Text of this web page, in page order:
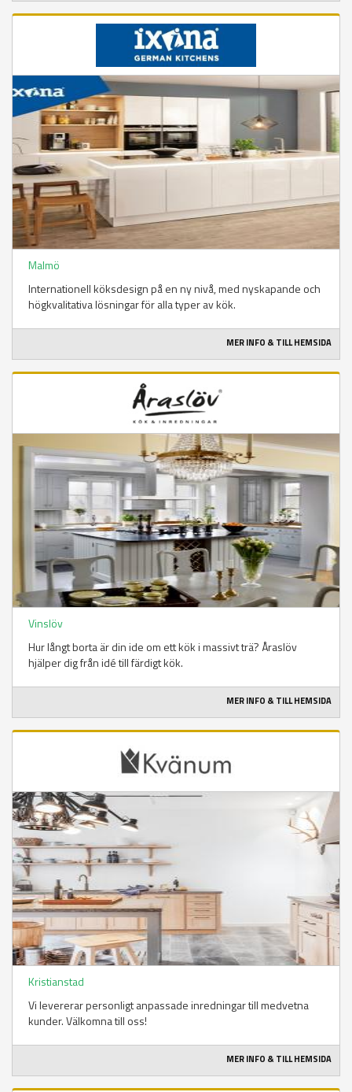
Malmö
Internationell köksdesign på en ny nivå, med nyskapande och
högkvalitativa lösningar för alla typer av kök.
MER INFO & TILL HEMSIDA
Vinslöv
Hur långt borta är din ide om ett kök i massivt trä? Åraslöv
hjälper dig från idé till färdigt kök.
MER INFO & TILL HEMSIDA
Kristianstad
Vi levererar personligt anpassade inredningar till medvetna
kunder. Välkomna till oss!
MER INFO & TILL HEMSIDA